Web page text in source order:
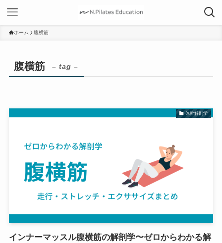
ホーム 腹横筋
腹横筋 – tag –
体幹解剖学
インナーマッスル腹横筋の解剖学〜ゼロからわかる解